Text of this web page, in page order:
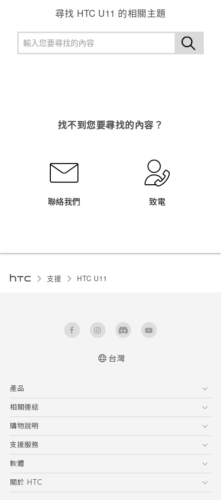
尋找 HTC U11 的相關主題
找不到您要尋找的內容？
聯絡我們 致電
支援 HTC U11‎
台灣
產品
5G
智慧型手機
配件
相關連結
HTC Research
購物說明
購物須知
訂單管理
付款方式
支援服務
到府收送維修服務
服務中心資訊
客戶服務佈告欄
軟體
應用程式
關於 HTC